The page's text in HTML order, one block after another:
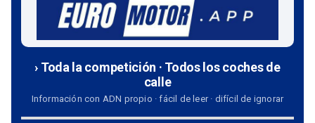
› Toda la competición · Todos los coches de
calle
Información con ADN propio · fácil de leer · difícil de ignorar